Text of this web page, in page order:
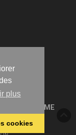
plus
cookies
D'URBANISME